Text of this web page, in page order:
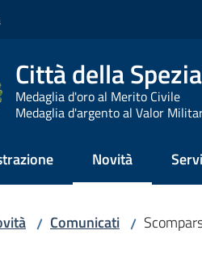
Città della Spezia
Medaglia d'oro al Merito Civile
Medaglia d'argento al Valor
Novità
Menu selezionato
/ Comunicati /